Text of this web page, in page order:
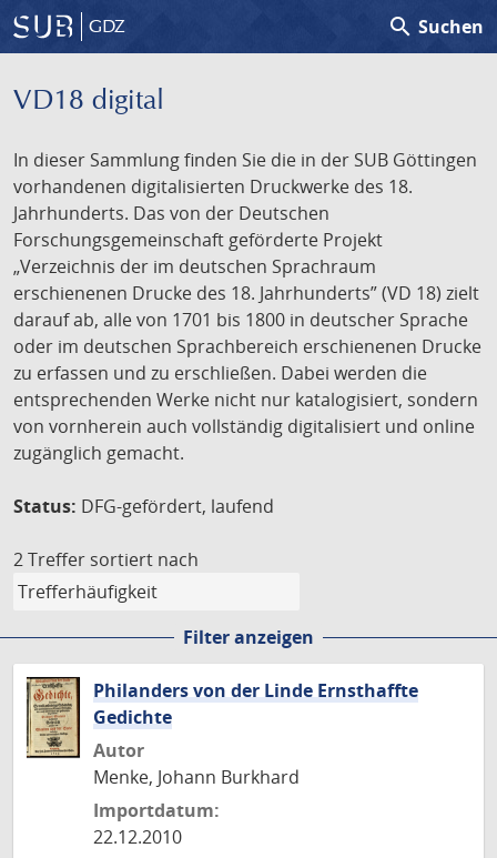
GDZ search Suchen
VD18 digital
In dieser Sammlung finden Sie die in der SUB Göttingen
vorhandenen digitalisierten Druckwerke des 18.
Jahrhunderts. Das von der Deutschen
Forschungsgemeinschaft geförderte Projekt
„Verzeichnis der im deutschen Sprachraum
erschienenen Drucke des 18. Jahrhunderts” (VD 18) zielt
darauf ab, alle von 1701 bis 1800 in deutscher Sprache
oder im deutschen Sprachbereich erschienenen Drucke
zu erfassen und zu erschließen. Dabei werden die
entsprechenden Werke nicht nur katalogisiert, sondern
von vornherein auch vollständig digitalisiert und online
zugänglich gemacht.
Status: DFG-gefördert, laufend
2 Treffer sortiert nach
Filter anzeigen
Philanders von der Linde Ernsthaffte
Gedichte
Autor
Menke, Johann Burkhard
Importdatum:
22.12.2010